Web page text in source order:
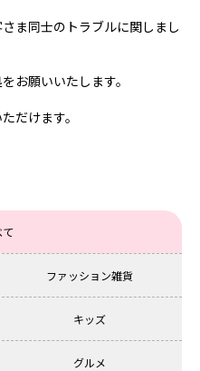
ま同士のトラブルに関しまし
お願いいたします。
だけます。
て
ファッション雑貨
キッズ
グルメ